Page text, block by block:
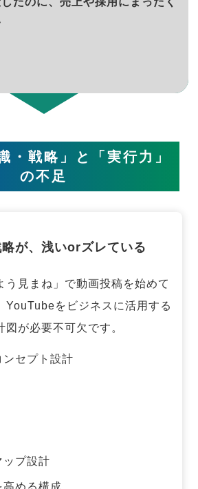
・戦略」と「実行力」
の不足
が、浅いorズレている
う見まね」で動画投稿を始めて
YouTubeをビジネスに活用する
が必要不可欠です。
セプト設計
ップ設計